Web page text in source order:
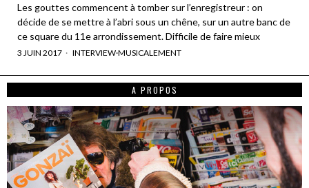
Les gouttes commencent à tomber sur l’enregistreur : on
décide de se mettre à l’abri sous un chêne, sur un autre banc de
ce square du 11e arrondissement. Difficile de faire mieux
3 JUIN 2017 INTERVIEW·MUSICALEMENT
A PROPOS